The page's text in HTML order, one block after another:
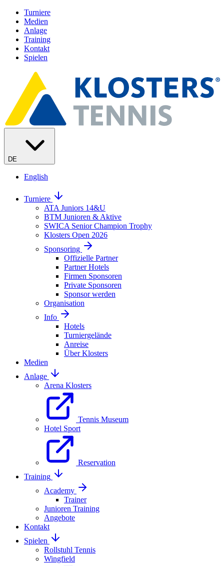
Turniere
Medien
Anlage
Training
Kontakt
Spielen
DE
English
Turniere
ATA Juniors 14&U
BTM Junioren & Aktive
SWICA Senior Champion Trophy
Klosters Open 2026
Sponsoring
Offizielle Partner
Partner Hotels
Firmen Sponsoren
Private Sponsoren
Sponsor werden
Organisation
Info
Hotels
Turniergelände
Anreise
Über Klosters
Medien
Anlage
Arena Klosters
Tennis Museum
Hotel Sport
Reservation
Training
Academy
Trainer
Junioren Training
Angebote
Kontakt
Spielen
Rollstuhl Tennis
Wingfield